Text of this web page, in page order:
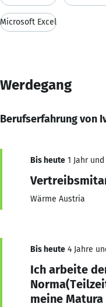
Microsoft Excel
Werdegang
Berufserfahrung von
Bis heute 1 Jahr
Wärme Austria
Bis heute 4 Jahre
Ich arbeite
meine Matura